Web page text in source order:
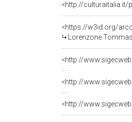
<http://culturaitalia.it/
<https://w3id.org/
Lorenzone
<http://
<http://
<http://